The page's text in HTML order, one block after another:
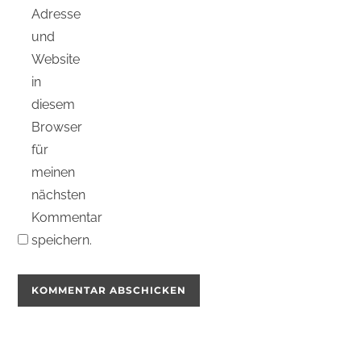
Adresse
und
Website
in
diesem
Browser
für
meinen
nächsten
Kommentar
speichern.